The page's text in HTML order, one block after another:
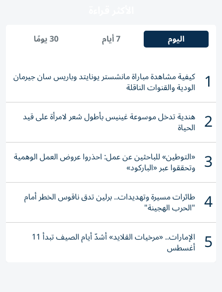
اليوم 7 أيام 30 يومًا
1 كيفية مشاهدة مباراة مانشستر يونايتد وباريس سان جيرمان
الودية والقنوات الناقلة
2 هندية تدخل موسوعة غينيس بأطول شعر لامرأة على قيد
الحياة
3 «التوطين» للباحثين عن عمل: احذروا عروض العمل الوهمية
وتحققوا عبر «الباركود»
4 طائرات مسيرة وتهديدات.. برلين تدق ناقوس الخطر أمام
"الحرب الهجينة"
5 الإمارات.. «مرخيات القلايد» أشدّ أيام الصيف تبدأ 11
أغسطس